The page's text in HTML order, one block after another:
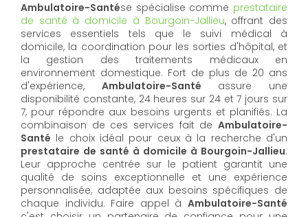
Ambulatoire-Santése spécialise comme prestataire
de santé à domicile à Bourgoin-Jallieu, offrant des
services essentiels tels que le suivi médical à
domicile, la coordination pour les sorties d'hôpital, et
la gestion des traitements médicaux en
environnement domestique. Fort de plus de 20 ans
d'expérience, Ambulatoire-Santé assure une
disponibilité constante, 24 heures sur 24 et 7 jours sur
7, pour répondre aux besoins urgents et planifiés. La
combinaison de ces services fait de Ambulatoire-
Santé le choix idéal pour ceux à la recherche d'un
prestataire de santé à domicile à Bourgoin-Jallieu.
Leur approche centrée sur le patient garantit une
qualité de soins exceptionnelle et une expérience
personnalisée, adaptée aux besoins spécifiques de
chaque individu. Faire appel à Ambulatoire-Santé